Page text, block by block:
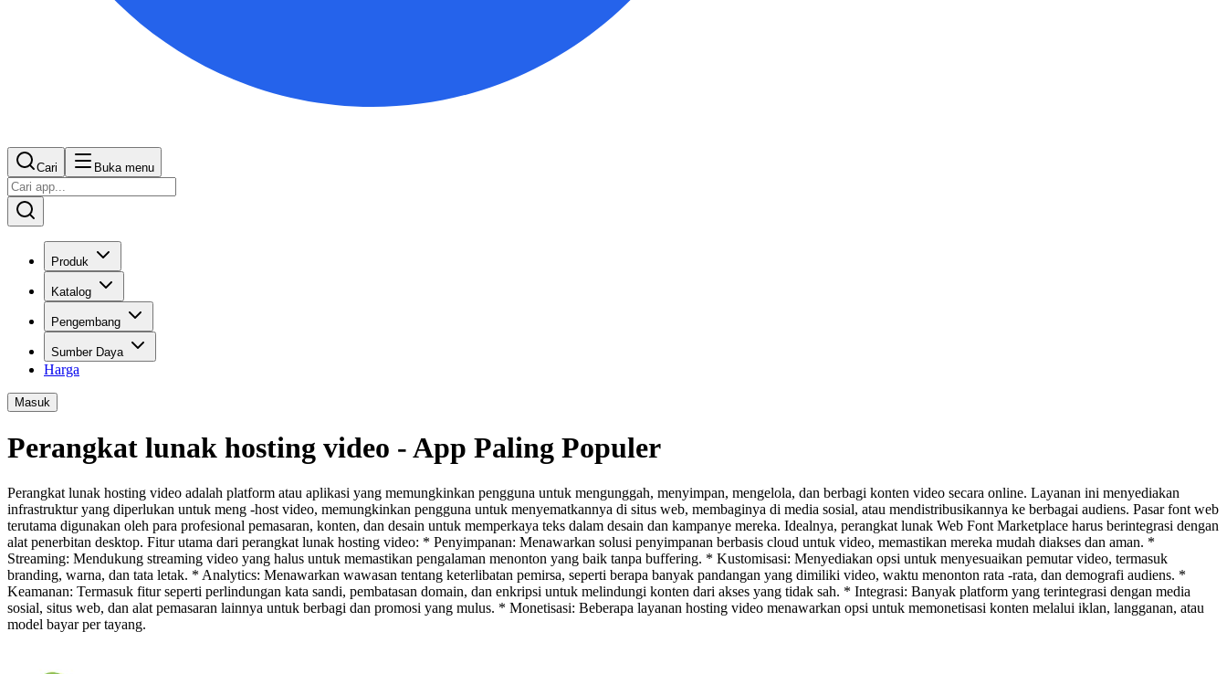
Cari Buka menu
Produk
Katalog
Pengembang
Sumber Daya
Harga
Masuk
Perangkat lunak hosting video - App Paling Populer
Perangkat lunak hosting video adalah platform atau aplikasi yang memungkinkan pengguna untuk mengunggah, menyimpan, mengelola, dan berbagi konten video secara online. Layanan ini menyediakan
infrastruktur yang diperlukan untuk meng -host video, memungkinkan pengguna untuk menyematkannya di situs web, membaginya di media sosial, atau mendistribusikannya ke berbagai audiens. Pasar font web
terutama digunakan oleh para profesional pemasaran, konten, dan desain untuk memperkaya teks dalam desain dan kampanye mereka. Idealnya, perangkat lunak Web Font Marketplace harus berintegrasi dengan
alat penerbitan desktop. Fitur utama dari perangkat lunak hosting video: * Penyimpanan: Menawarkan solusi penyimpanan berbasis cloud untuk video, memastikan mereka mudah diakses dan aman. *
Streaming: Mendukung streaming video yang halus untuk memastikan pengalaman menonton yang baik tanpa buffering. * Kustomisasi: Menyediakan opsi untuk menyesuaikan pemutar video, termasuk
branding, warna, dan tata letak. * Analytics: Menawarkan wawasan tentang keterlibatan pemirsa, seperti berapa banyak pandangan yang dimiliki video, waktu menonton rata -rata, dan demografi audiens. *
Keamanan: Termasuk fitur seperti perlindungan kata sandi, pembatasan domain, dan enkripsi untuk melindungi konten dari akses yang tidak sah. * Integrasi: Banyak platform yang terintegrasi dengan media
sosial, situs web, dan alat pemasaran lainnya untuk berbagi dan promosi yang mulus. * Monetisasi: Beberapa layanan hosting video menawarkan opsi untuk memonetisasi konten melalui iklan, langganan, atau
model bayar per tayang.